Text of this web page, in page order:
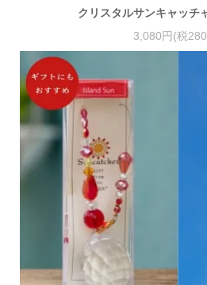
クリスタルサンキャッチ
3,080円(税